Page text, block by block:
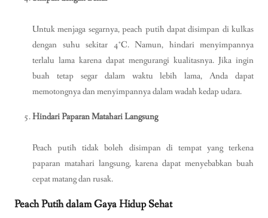
Untuk menjaga segarnya, peach putih dapat disimpan di kulkas
dengan suhu sekitar 4°C. Namun, hindari menyimpannya
terlalu lama karena dapat mengurangi kualitasnya. Jika ingin
buah tetap segar dalam waktu lebih lama, Anda dapat
memotongnya dan menyimpannya dalam wadah kedap udara.
Hindari Paparan Matahari Langsung
Peach putih tidak boleh disimpan di tempat yang terkena
paparan matahari langsung, karena dapat menyebabkan buah
cepat matang dan rusak.
Peach Putih dalam Gaya Hidup Sehat